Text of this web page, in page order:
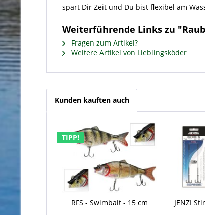
spart Dir Zeit und Du bist flexibel am
Weiterführende Links zu
Fragen zum Artikel?
Weitere Artikel von Lieblingsköder
Kunden kauften auch
TIPP!
RFS - Swimbait - 15 cm
JENZI